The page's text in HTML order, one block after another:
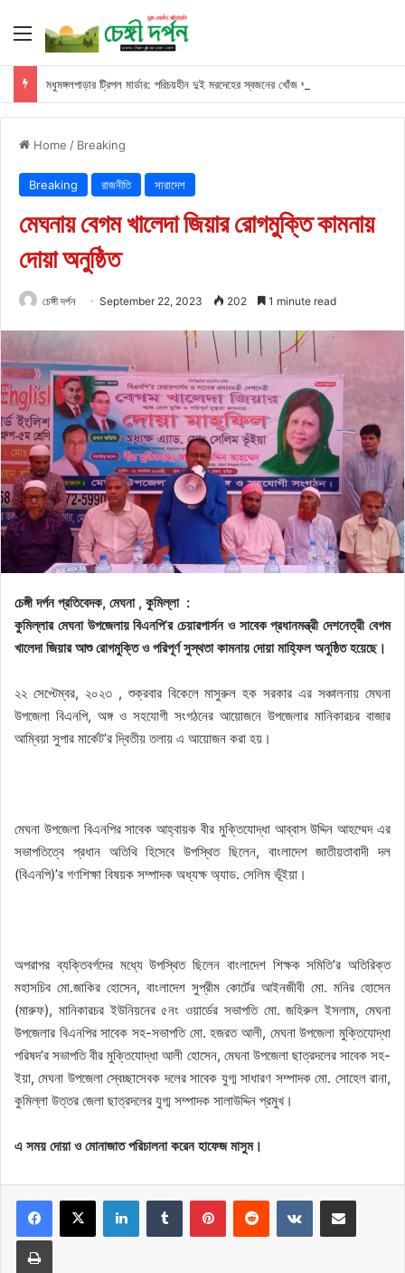
Menu
মধুমঙ্গলপাড়ার ট্রিপল মার্ডার: পরিচয়হীন দুই মরদেহের স্বজনের খোঁজ পুলিশের
Home / Breaking
Breaking রাজনীতি সারাদেশ
মেঘনায় বেগম খালেদা জিয়ার রোগমুক্তি কামনায়
দোয়া অনুষ্ঠিত
চেঙ্গী দর্পন September 22, 2023 202 1 minute read
চেঙ্গী দর্পন প্রতিবেদক, মেঘনা , কুমিল্লা :
কুমিল্লার মেঘনা উপজেলায় বিএনপি’র চেয়ারপার্সন ও সাবেক প্রধানমন্ত্রী দেশনেত্রী বেগম
খালেদা জিয়ার আশু রোগমুক্তি ও পরিপূর্ণ সুস্থতা কামনায় দোয়া মাহ্ফিল অনুষ্ঠিত হয়েছে।
২২ সেপ্টেম্বর, ২০২৩ , শুক্রবার বিকেলে মাসুরুল হক সরকার এর সঞ্চালনায় মেঘনা
উপজেলা বিএনপি, অঙ্গ ও সহযোগী সংগঠনের আয়োজনে উপজেলার মানিকারচর বাজার
আম্বিয়া সুপার মার্কেট’র দ্বিতীয় তলায় এ আয়োজন করা হয়।
মেঘনা উপজেলা বিএনপির সাবেক আহ্বায়ক বীর মুক্তিযোদ্ধা আব্বাস উদ্দিন আহম্মেদ এর
সভাপতিত্বে প্রধান অতিথি হিসেবে উপস্থিত ছিলেন, বাংলাদেশ জাতীয়তাবাদী দল
(বিএনপি)’র গণশিক্ষা বিষয়ক সম্পাদক অধ্যক্ষ অ্যাড. সেলিম ভূঁইয়া।
অপরাপর ব্যক্তিবর্গদের মধ্যে উপস্থিত ছিলেন বাংলাদেশ শিক্ষক সমিতি’র অতিরিক্ত
মহাসচিব মো.জাকির হোসেন, বাংলাদেশ সুপ্রীম কোর্টের আইনজীবী মো. মনির হোসেন
(মারুফ), মানিকারচর ইউনিয়নের ৫নং ওয়ার্ডের সভাপতি মো. জহিরুল ইসলাম, মেঘনা
উপজেলার বিএনপির সাবেক সহ-সভাপতি মো. হজরত আলী, মেঘনা উপজেলা মুক্তিযোদ্ধা
পরিষদ’র সভাপতি বীর মুক্তিযোদ্ধা আলী হোসেন, মেঘনা উপজেলা ছাত্রদলের সাবেক সহ-
ইয়া, মেঘনা উপজেলা স্বেচ্ছাসেবক দলের সাবেক যুগ্ম সাধারণ সম্পাদক মো. সোহেল রানা,
কুমিল্লা উত্তর জেলা ছাত্রদলের যুগ্ম সম্পাদক সালাউদ্দিন প্রমুখ।
এ সময় দোয়া ও মোনাজাত পরিচালনা করেন হাফেজ মাসুম।
LinkedInTumblr PinterestReddit VKontakteShare via Email
Print